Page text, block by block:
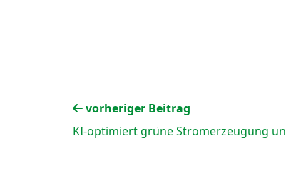
vorheriger Beitrag
KI-optimiert grüne Stromerzeugung